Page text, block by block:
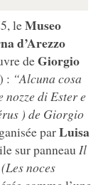
leMuseo
d’Arezzo
deGiorgio
: “Alcuna cosa
nozze di Estere
) de Giorgio
parLuisa
sur panneau Il
noces